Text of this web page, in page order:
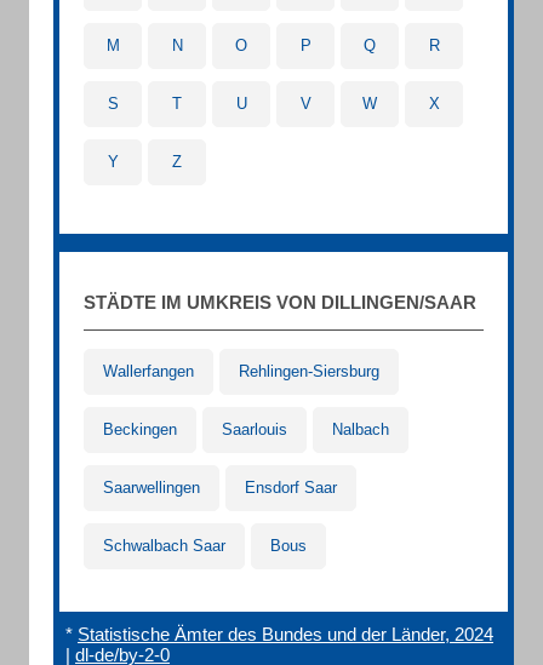
M N O P Q R
S T U V W X
Y Z
STÄDTE IM UMKREIS VON DILLINGEN/SAAR
Wallerfangen Rehlingen-Siersburg
Beckingen Saarlouis Nalbach
Saarwellingen Ensdorf Saar
Schwalbach Saar Bous
* Statistische Ämter des Bundes und der Länder, 2024
| dl-de/by-2-0